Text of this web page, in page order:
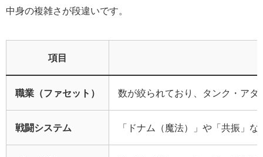
中身の複雑さが段違いです。
項目
職業（ファセット） 数が絞られており、タンク・ア
戦闘システム 「ドナム（魔法）」や「共振」